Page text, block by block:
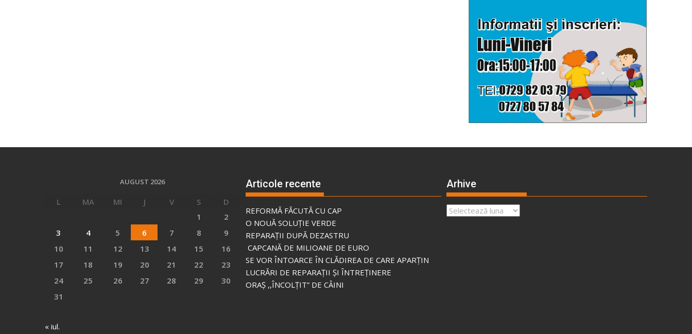
AUGUST 2026
L MA MI J V S
D
1
2
3
4 5 6 7 8
9
10
11 12 13 14 15
16
17
18 19 20 21 22
23
24
25 26 27 28 29
30
31
« iul.
Articole recente
REFORMĂ FĂCUTĂ CU CAP
O NOUĂ SOLUȚIE VERDE
REPARAȚII DUPĂ DEZASTRU
CAPCANĂ DE MILIOANE DE EURO
SE VOR ÎNTOARCE ÎN CLĂDIREA DE CARE APARȚIN
LUCRĂRI DE REPARAȚII ȘI ÎNTREȚINERE
ORAȘ ,,ÎNCOLȚIT” DE CÂINI
Arhive
Arhive